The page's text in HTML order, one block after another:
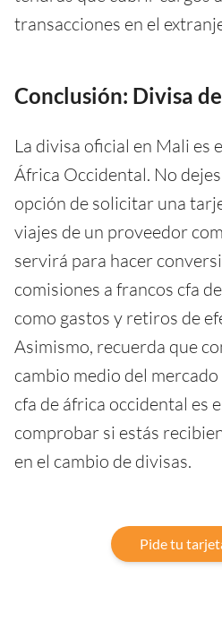
transacciones en el
Conclusión: Divisa
La divisa oficial en Mali es
África Occidental. No
opción de solicitar una
viajes de un proveedor
servirá para hacer
comisiones a francos cfa
como gastos y retiros de
Asimismo, recuerda que
cambio medio del
cfa de áfrica occidental es
comprobar si estás
en el cambio de divisas.
Pide tu